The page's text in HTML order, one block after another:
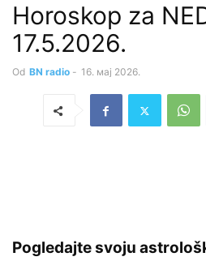
Horoskop za
17.5.2026.
Od BN radio - 16. мај 2026.
Pogledajte svoju